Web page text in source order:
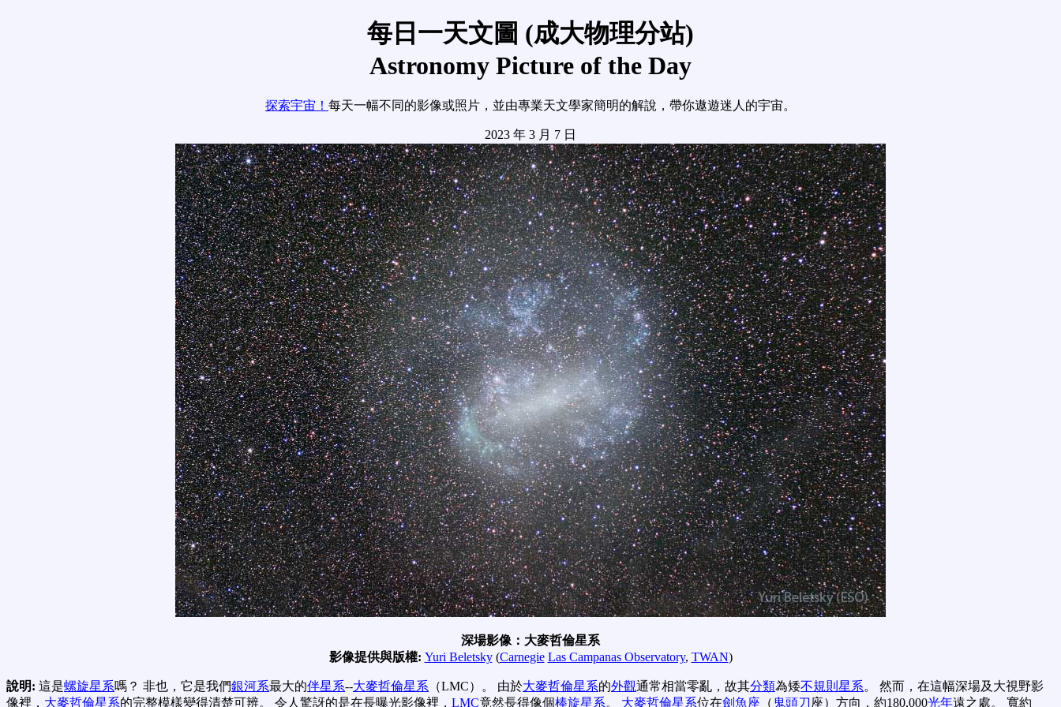
每日一天文圖 (成大物理分站)
Astronomy Picture of the Day
探索宇宙！ 每天一幅不同的影像或照片，並由專業天文學家簡明的解說，帶你遨遊迷人的宇宙。
2023 年 3 月 7 日
深場影像：大麥哲倫星系
影像提供與版權: Yuri Beletsky(Carnegie Las Campanas Observatory, TWAN)
說明: 這是螺旋星系嗎？ 非也，它是我們銀河系最大的伴星系--大麥哲倫星系 （LMC）。 由於大麥哲倫星系的外觀通常相當零亂，故其分類為矮不規則星系。 然而，在這幅深場及大視野影
像裡， 大麥哲倫星系的完整模樣變得清楚可辨。 令人驚訝的是在長曝光影像裡， LMC竟然長得像個棒旋星系。 大麥哲倫星系位在劍魚座 （ 鬼頭刀 座）方向，約180,000光年遠之處。 寬約